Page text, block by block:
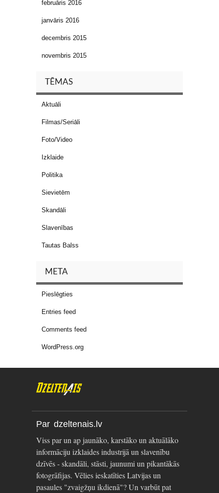
februāris 2016
janvāris 2016
decembris 2015
novembris 2015
TĒMAS
Aktuāli
Filmas/Seriāli
Foto/Video
Izklaide
Politika
Sievietēm
Skandāli
Slavenības
Tautas Balss
META
Pieslēgties
Entries feed
Comments feed
WordPress.org
Par dzeltenais.lv
Viss par un ap jaunāko, karstāko un aktuālāko
informāciju izklaides industrijā un slavenību
dzīvēs - skandāli, stāsti, jaunumi un pikantākās
fotogrāfijas. Vēlies ieskatīties Latvijas un
pasaules "zvaigžņu ikdienā"? Un varbūt pat